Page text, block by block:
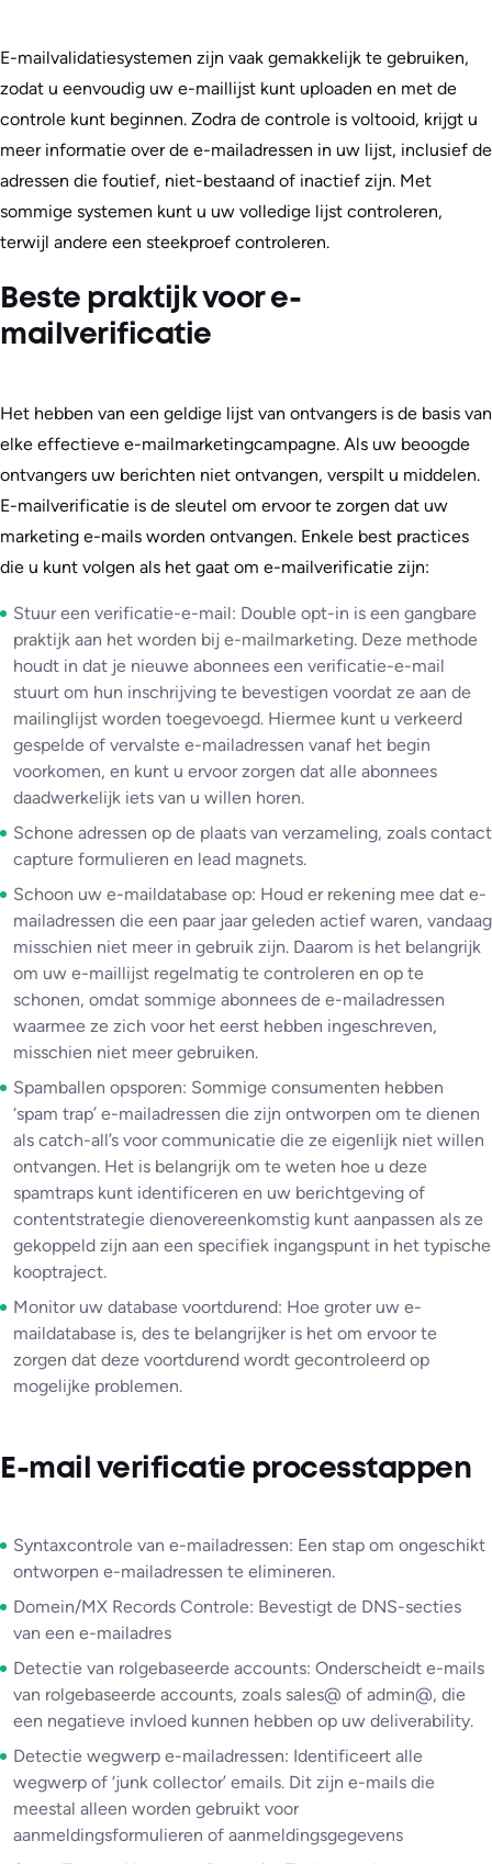
E-mailvalidatiesystemen zijn vaak gemakkelijk te gebruiken,
zodat u eenvoudig uw e-maillijst kunt uploaden en met de
controle kunt beginnen. Zodra de controle is voltooid, krijgt u
meer informatie over de e-mailadressen in uw lijst, inclusief de
adressen die foutief, niet-bestaand of inactief zijn. Met
sommige systemen kunt u uw volledige lijst controleren,
terwijl andere een steekproef controleren.
Beste praktijk voor e-
mailverificatie
Het hebben van een geldige lijst van ontvangers is de basis van
elke effectieve e-mailmarketingcampagne. Als uw beoogde
ontvangers uw berichten niet ontvangen, verspilt u middelen.
E-mailverificatie is de sleutel om ervoor te zorgen dat uw
marketing e-mails worden ontvangen. Enkele best practices
die u kunt volgen als het gaat om e-mailverificatie zijn:
Stuur een verificatie-e-mail: Double opt-in is een gangbare
praktijk aan het worden bij e-mailmarketing. Deze methode
houdt in dat je nieuwe abonnees een verificatie-e-mail
stuurt om hun inschrijving te bevestigen voordat ze aan de
mailinglijst worden toegevoegd. Hiermee kunt u verkeerd
gespelde of vervalste e-mailadressen vanaf het begin
voorkomen, en kunt u ervoor zorgen dat alle abonnees
daadwerkelijk iets van u willen horen.
Schone adressen op de plaats van verzameling, zoals contact
capture formulieren en lead magnets.
Schoon uw e-maildatabase op: Houd er rekening mee dat e-
mailadressen die een paar jaar geleden actief waren, vandaag
misschien niet meer in gebruik zijn. Daarom is het belangrijk
om uw e-maillijst regelmatig te controleren en op te
schonen, omdat sommige abonnees de e-mailadressen
waarmee ze zich voor het eerst hebben ingeschreven,
misschien niet meer gebruiken.
Spamballen opsporen: Sommige consumenten hebben
‘spam trap’ e-mailadressen die zijn ontworpen om te dienen
als catch-all’s voor communicatie die ze eigenlijk niet willen
ontvangen. Het is belangrijk om te weten hoe u deze
spamtraps kunt identificeren en uw berichtgeving of
contentstrategie dienovereenkomstig kunt aanpassen als ze
gekoppeld zijn aan een specifiek ingangspunt in het typische
kooptraject.
Monitor uw database voortdurend: Hoe groter uw e-
maildatabase is, des te belangrijker is het om ervoor te
zorgen dat deze voortdurend wordt gecontroleerd op
mogelijke problemen.
E-mail verificatie processtappen
Syntaxcontrole van e-mailadressen: Een stap om ongeschikt
ontworpen e-mailadressen te elimineren.
Domein/MX Records Controle: Bevestigt de DNS-secties
van een e-mailadres
Detectie van rolgebaseerde accounts: Onderscheidt e-mails
van rolgebaseerde accounts, zoals sales@ of admin@, die
een negatieve invloed kunnen hebben op uw deliverability.
Detectie wegwerp e-mailadressen: Identificeert alle
wegwerp of ‘junk collector’ emails. Dit zijn e-mails die
meestal alleen worden gebruikt voor
aanmeldingsformulieren of aanmeldingsgegevens